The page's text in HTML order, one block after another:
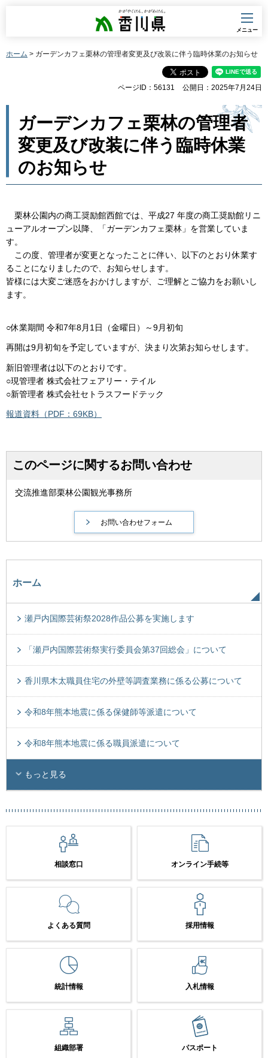
香川県
メニュー
ホーム > ガーデンカフェ栗林の管理者変更及び改装に伴う臨時休業のお知らせ
ページID：56131 公開日：2025年7月24日
ガーデンカフェ栗林の管理者
変更及び改装に伴う臨時休業
のお知らせ
栗林公園内の商工奨励館西館では、平成27 年度の商工奨励館リニ
ューアルオープン以降、「ガーデンカフェ栗林」を営業していま
す。
この度、管理者が変更となったことに伴い、以下のとおり休業す
ることになりましたので、お知らせします。
皆様には大変ご迷惑をおかけしますが、ご理解とご協力をお願いし
ます。
○休業期間 令和7年8月1日（金曜日）～9月初旬
再開は9月初旬を予定していますが、決まり次第お知らせします。
新旧管理者は以下のとおりです。
○現管理者 株式会社フェアリー・テイル
○新管理者 株式会社セトラスフードテック
報道資料（PDF：69KB）
このページに関するお問い合わせ
交流推進部栗林公園観光事務所
ホーム
瀬戸内国際芸術祭2028作品公募を実施します
「瀬戸内国際芸術祭実行委員会第37回総会」について
香川県木太職員住宅の外壁等調査業務に係る公募について
令和8年熊本地震に係る保健師等派遣について
令和8年熊本地震に係る職員派遣について
もっと見る
相談窓口 オンライン手続等
よくある質問 採用情報
統計情報 入札情報
組織部署 パスポート